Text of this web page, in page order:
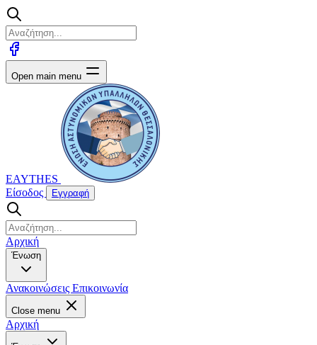
Open main menu
EAYTHES
Είσοδος
Εγγραφή
Αρχική
Ένωση
Ανακοινώσεις Επικοινωνία
Close menu
Αρχική